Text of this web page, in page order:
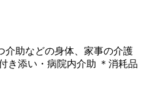
介助などの身体、家事の介護
き添い・病院内介助 ＊消耗品